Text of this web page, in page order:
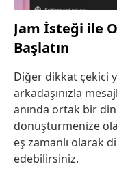
Jam İsteği ile
Başlatın
Diğer dikkat çekici
arkadaşınızla
anında ortak bir
dönüştürmenize
eş zamanlı olarak
edebilirsiniz.